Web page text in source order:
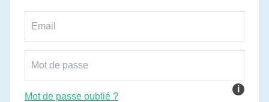
i
Mot de passe oublié ?